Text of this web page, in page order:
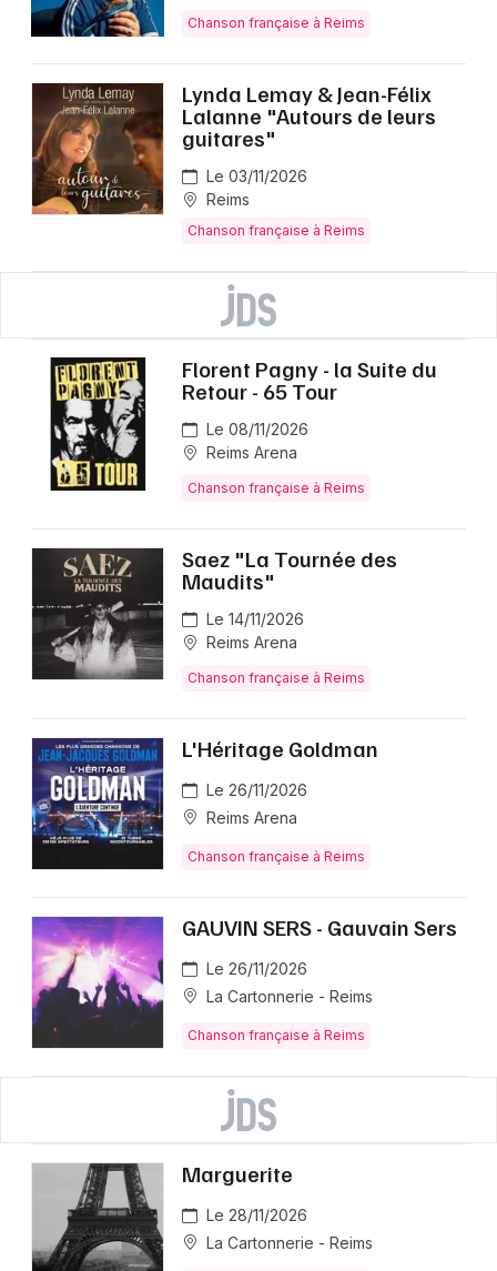
Chanson française à Reims
Lynda Lemay & Jean-Félix
Lalanne "Autours de leurs
guitares"
Le 03/11/2026
Reims
Chanson française à Reims
Florent Pagny - la Suite du
Retour - 65 Tour
Le 08/11/2026
Reims Arena
Chanson française à Reims
Saez "La Tournée des
Maudits"
Le 14/11/2026
Reims Arena
Chanson française à Reims
L'Héritage Goldman
Le 26/11/2026
Reims Arena
Chanson française à Reims
GAUVIN SERS - Gauvain Sers
Le 26/11/2026
La Cartonnerie - Reims
Chanson française à Reims
Marguerite
Le 28/11/2026
La Cartonnerie - Reims